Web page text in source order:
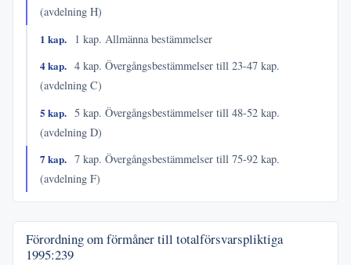
(avdelning H)
1 kap.
1 kap. Allmänna bestämmelser
4 kap. 4 kap. Övergångsbestämmelser till 23-47 kap.
(avdelning C)
5 kap. 5 kap. Övergångsbestämmelser till 48-52 kap.
(avdelning D)
7 kap. 7 kap. Övergångsbestämmelser till 75-92 kap.
(avdelning F)
Förordning om förmåner till totalförsvarspliktiga
1995:239